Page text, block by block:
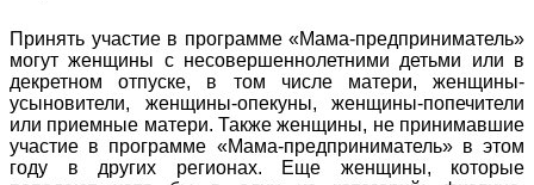
Принять участие в программе «Мама-предприниматель»
могут женщины с несовершеннолетними детьми или в
декретном отпуске, в том числе матери, женщины-
усыновители, женщины-опекуны, женщины-попечители
или приемные матери. Также женщины, не принимавшие
участие в программе «Мама-предприниматель» в этом
году в других регионах. Еще женщины, которые